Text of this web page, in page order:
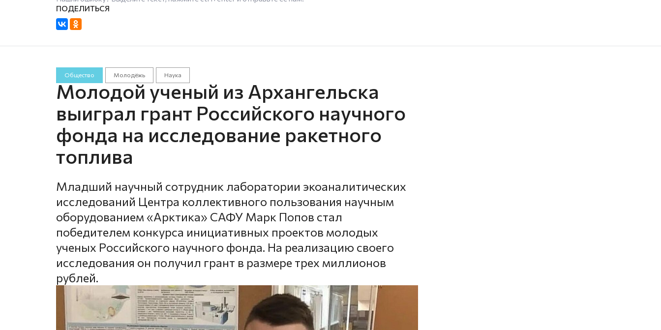
Общество Молодёжь Наука
Молодой ученый из Архангельска
выиграл грант Российского научного
фонда на исследование ракетного
топлива
Младший научный сотрудник лаборатории экоаналитических
исследований Центра коллективного пользования научным
оборудованием «Арктика» САФУ Марк Попов стал
победителем конкурса инициативных проектов молодых
ученых Российского научного фонда. На реализацию своего
исследования он получил грант в размере трех миллионов
рублей.